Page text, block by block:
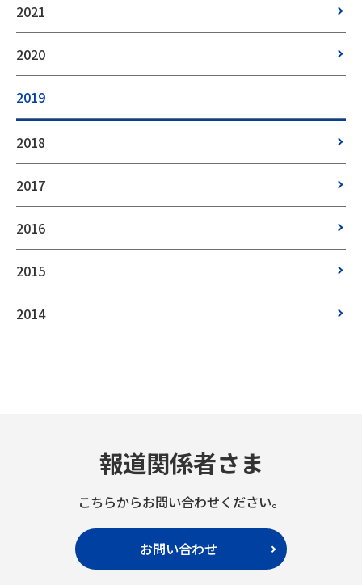
2021
2020
2019
2018
2017
2016
2015
2014
報道関係者さま
こちらからお問い合わせください。
お問い合わせ